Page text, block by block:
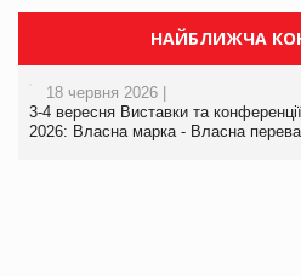
НАЙБЛИЖЧА
18 червня 2026 |
3-4 вересня Виставки та
2026: Власна марка - Власна